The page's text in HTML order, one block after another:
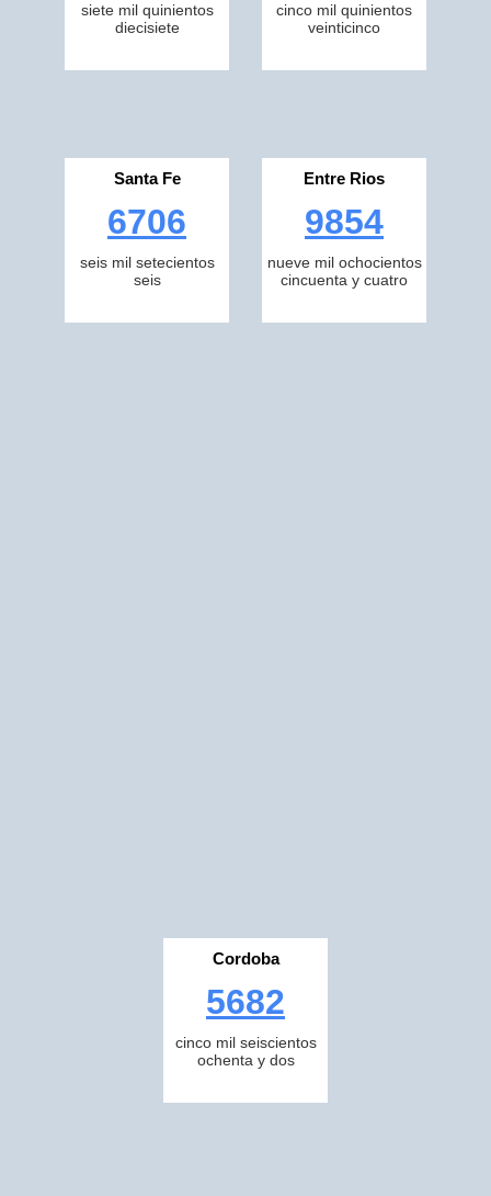
siete mil quinientos
diecisiete
cinco mil quinientos
veinticinco
Santa Fe
6706
seis mil setecientos
seis
Entre Rios
9854
nueve mil ochocientos
cincuenta y cuatro
Cordoba
5682
cinco mil seiscientos
ochenta y dos